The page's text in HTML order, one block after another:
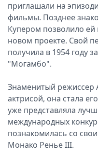
приглашали на
фильмы. Позднее
Купером позволило ей
новом проекте. Свой
получила в 1954 году
"Могамбо".
Знаменитый режиссер
актрисой, она стала
уже представляла
международных
познакомилась со
Монако Ренье III.